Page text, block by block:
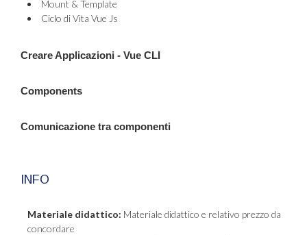
Mount & Template
Ciclo di Vita Vue Js
Creare Applicazioni - Vue CLI
Components
Comunicazione tra componenti
INFO
Materiale didattico: Materiale didattico e relativo prezzo da
concordare